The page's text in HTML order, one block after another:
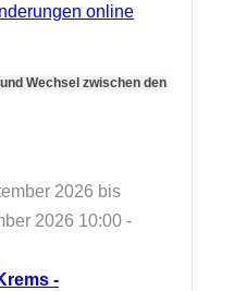
online
Wechsel zwischen den
2026 bis
2026 10:00 -
-